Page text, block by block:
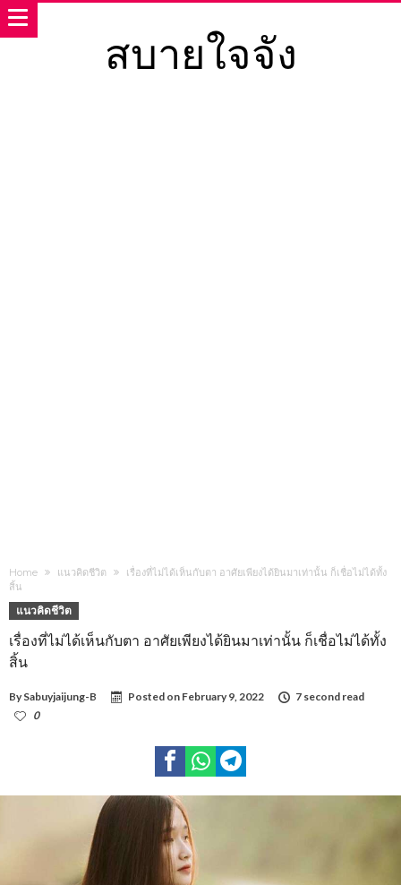
สบายใจจัง
Home แนวคิดชีวิต
เรื่องที่ไม่ได้เห็นกับตา อาศัยเพียงได้ยินมาเท่านั้น ก็เชื่อไม่ได้ทั้ง
สิ้น
แนวคิดชีวิต
เรื่องที่ไม่ได้เห็นกับตา อาศัยเพียงได้ยินมาเท่านั้น ก็เชื่อไม่ได้ทั้ง
สิ้น
By Sabuyjaijung-B Posted on February 9, 2022
7 second read
0